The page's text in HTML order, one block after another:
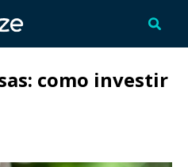
como investir